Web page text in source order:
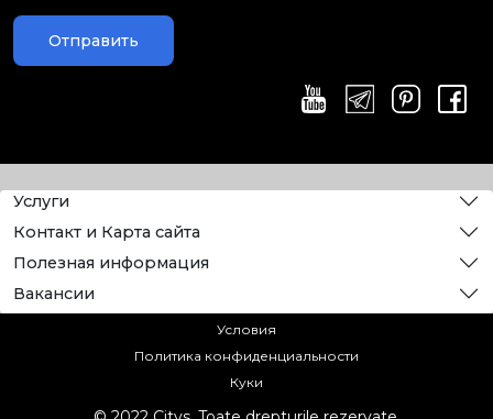
Отправить
Услуги
Контакт и Карта сайта
Полезная информация
Вакансии
Условия
Политика конфиденциальности
Куки